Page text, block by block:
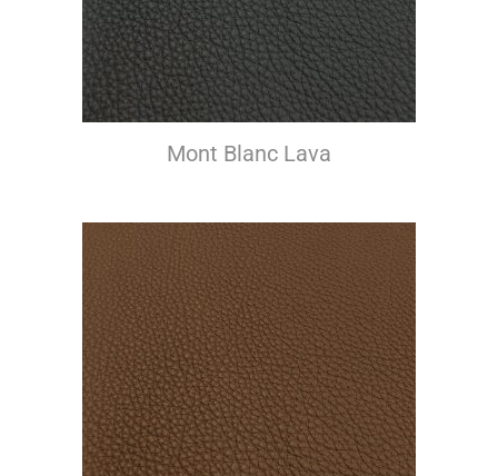
Mont Blanc Lava